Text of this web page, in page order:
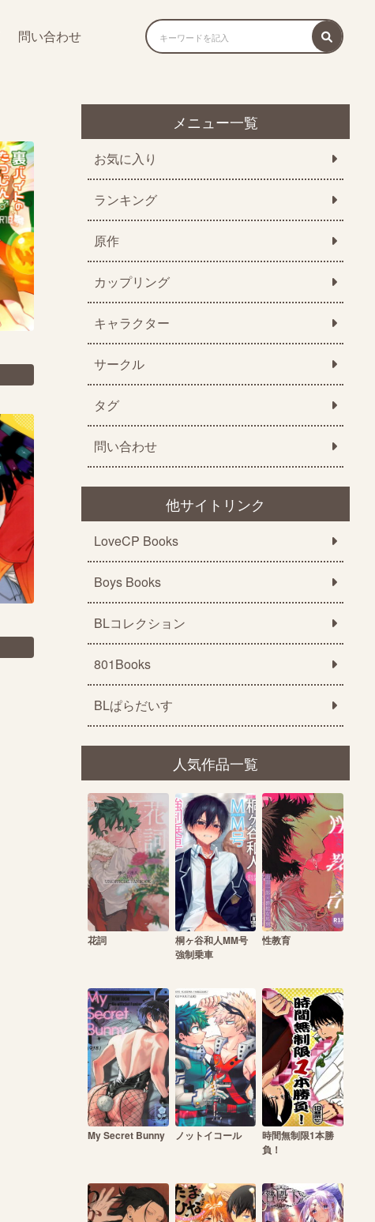
問い合わせ
メニュー一覧
お気に入り
ランキング
原作
カップリング
キャラクター
サークル
タグ
問い合わせ
他サイトリンク
LoveCP Books
Boys Books
BLコレクション
801Books
BLぱらだいす
人気作品一覧
花詞
桐ヶ谷和人MM号
強制乗車
性教育
My Secret Bunny ノットイコール
時間無制限1本勝
負！